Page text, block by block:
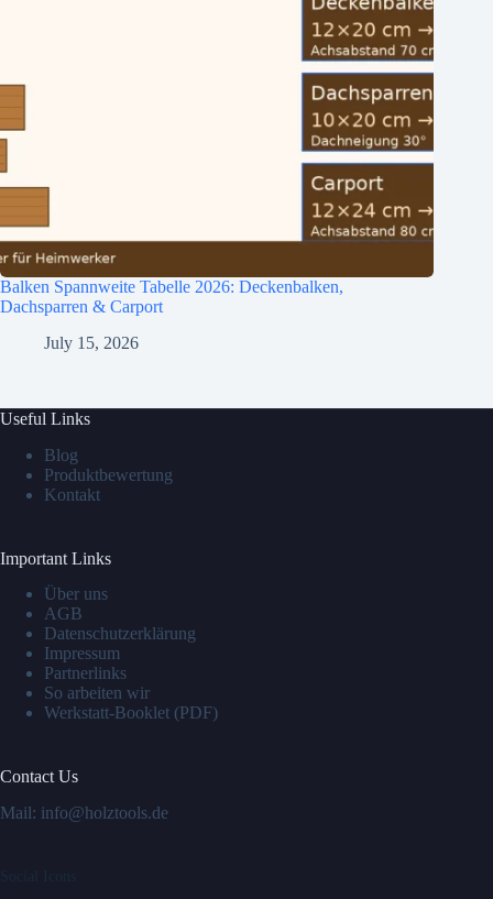
Balken Spannweite Tabelle 2026: Deckenbalken,
Dachsparren & Carport
July 15, 2026
Useful Links
Blog
Produktbewertung
Kontakt
Important Links
Über uns
AGB
Datenschutzerklärung
Impressum
Partnerlinks
So arbeiten wir
Werkstatt-Booklet (PDF)
Contact Us
Mail: info@holztools.de